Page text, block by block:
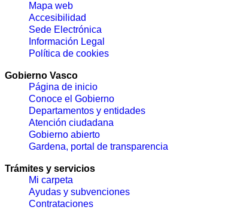
Mapa web
Accesibilidad
Sede Electrónica
Información Legal
Política de cookies
Gobierno Vasco
Página de inicio
Conoce el Gobierno
Departamentos y entidades
Atención ciudadana
Gobierno abierto
Gardena, portal de transparencia
Trámites y servicios
Mi carpeta
Ayudas y subvenciones
Contrataciones